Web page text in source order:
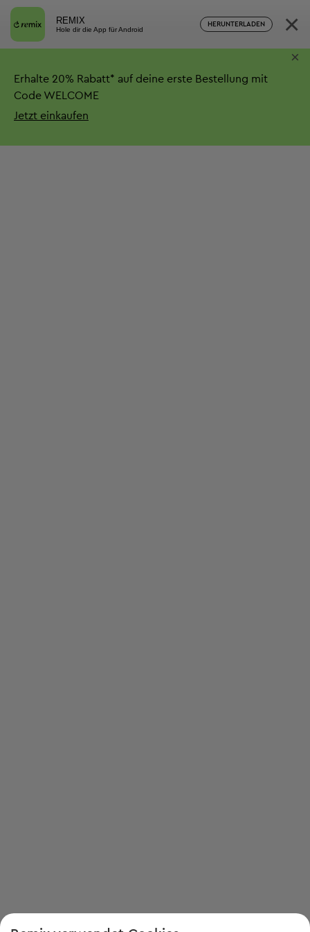
REMIX
Hole dir die App für Android
HERUNTERLADEN ×
Erhalte 20% Rabatt* auf deine erste Bestellung mit
Code WELCOME
Jetzt einkaufen
×